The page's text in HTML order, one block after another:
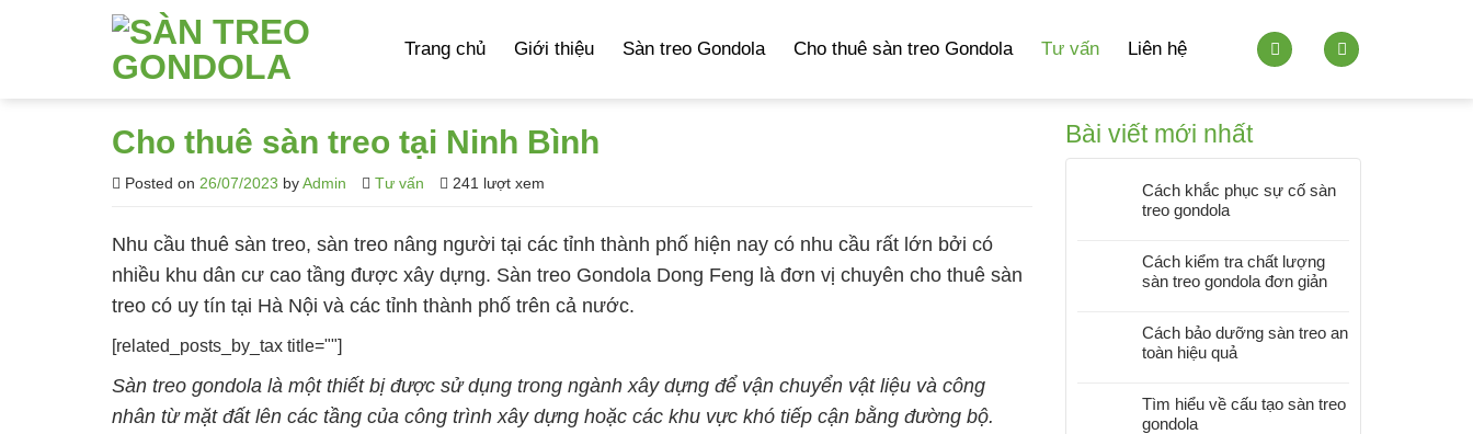
Trang chủ Giới thiệu Sàn treo Gondola Cho thuê sàn treo Gondola Tư vấn Liên hệ
Cho thuê sàn treo tại Ninh Bình
Posted on 26/07/2023 byAdmin Tư vấn 241 lượt xem
Nhu cầu thuê sàn treo, sàn treo nâng người tại các tỉnh thành phố hiện nay có nhu cầu rất lớn bởi có
nhiều khu dân cư cao tầng được xây dựng. Sàn treo Gondola Dong Feng là đơn vị chuyên cho thuê sàn
treo có uy tín tại Hà Nội và các tỉnh thành phố trên cả nước.
[related_posts_by_tax title=""]
Sàn treo gondola là một thiết bị được sử dụng trong ngành xây dựng để vận chuyển vật liệu và công
nhân từ mặt đất lên các tầng của công trình xây dựng hoặc các khu vực khó tiếp cận bằng đường bộ.
Bài viết mới nhất
Cách khắc phục sự cố sàn
treo gondola
Cách kiểm tra chất lượng
sàn treo gondola đơn giản
Cách bảo dưỡng sàn treo an
toàn hiệu quả
Tìm hiểu về cấu tạo sàn treo
gondola